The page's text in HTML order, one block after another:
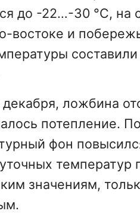
до -22…-30 °С, на
востоке и
ложбина
потепление.
фон
температур
значениям,